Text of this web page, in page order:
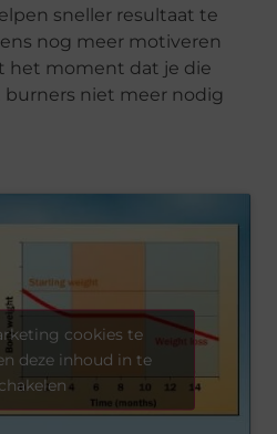
sneller resultaat te
nog meer motiveren
het moment dat je die
niet meer nodig
cookies te
deze inhoud in te